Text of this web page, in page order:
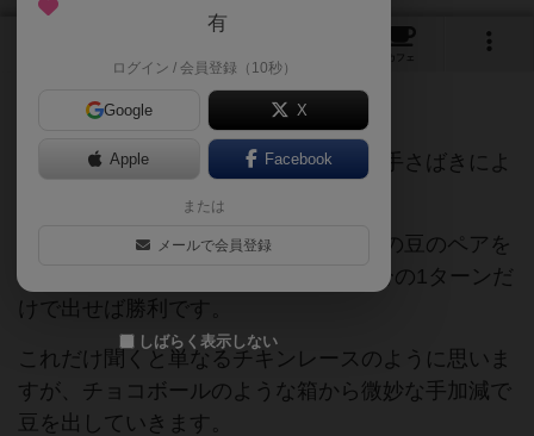
カフェ
基本運頼みのゲームなのだが、巧みな手さばきによ
ってその運を引き寄せるゲーム。
何周か回る間に先に２個ずつ３セットの豆のペアを
作るか、一番多いひよこ豆4つのみ自分の1ターンだ
けで出せば勝利です。
これだけ聞くと単なるチキンレースのように思いま
すが、チョコボールのような箱から微妙な手加減で
豆を出していきます。
有
ログイン / 会員登録（10秒）
Google X
Apple Facebook
または
メールで会員登録
しばらく表示しない